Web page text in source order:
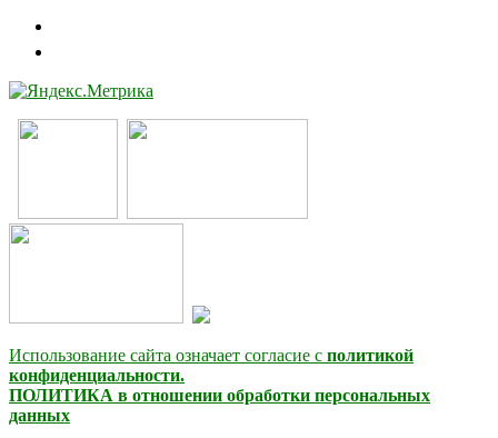
Использование сайта означает согласие с политикой
конфиденциальности.
ПОЛИТИКА в отношении обработки персональных
данных